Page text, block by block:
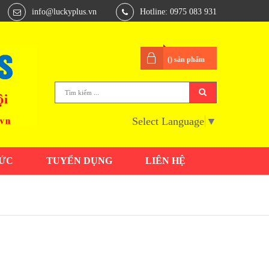
info@luckyplus.vn Hotline: 0975 083 931
() sản phẩm
Select Language ▼
TUYỂN DỤNG LIÊN HỆ